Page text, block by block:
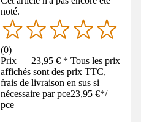
noté.
(0)
Prix — 23,95 € * Tous les prix
affichés sont des prix TTC,
frais de livraison en sus si
nécessaire par pce23,95 €*/
pce